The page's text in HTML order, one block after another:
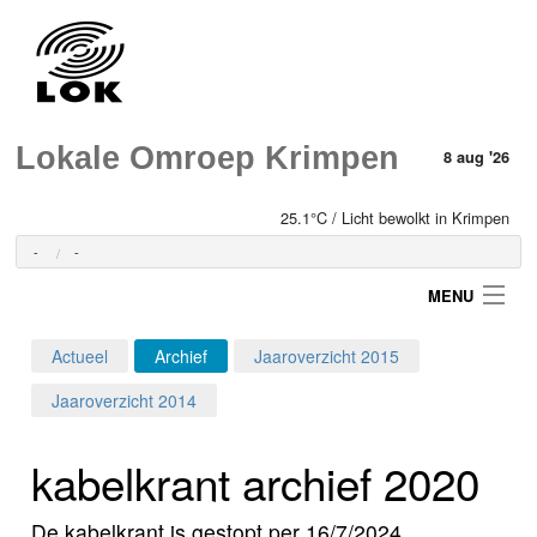
Lokale Omroep Krimpen 8 aug '26
25.1°C / Licht bewolkt in Krimpen
- -
MENU
Programma's
Actueel Archief
Jaaroverzicht 2015
Jaaroverzicht 2014
kabelkrant archief 2020